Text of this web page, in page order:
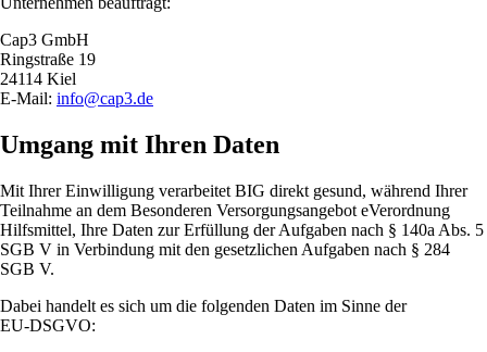
Cap3 GmbH
Ringstraße 19
24114 Kiel
E-Mail: info@cap3.de
Umgang mit Ihren Daten
Mit Ihrer Einwilligung verarbeitet BIG direkt gesund, während Ihrer
Teilnahme an dem Besonderen Versorgungsangebot eVerordnung
Hilfsmittel, Ihre Daten zur Erfüllung der Aufgaben nach § 140a Abs. 5
SGB V in Verbindung mit den gesetzlichen Aufgaben nach § 284
SGB V.
Dabei handelt es sich um die folgenden Daten im Sinne der
EU‑DSGVO: